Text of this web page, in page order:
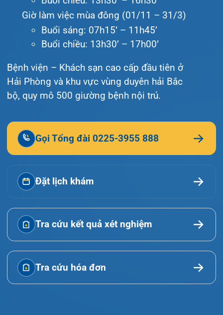
Tin tức
Liên hệ
© Bệnh viện đa khoa Quốc tế Hải Phòng - HIH. All
rights reserved